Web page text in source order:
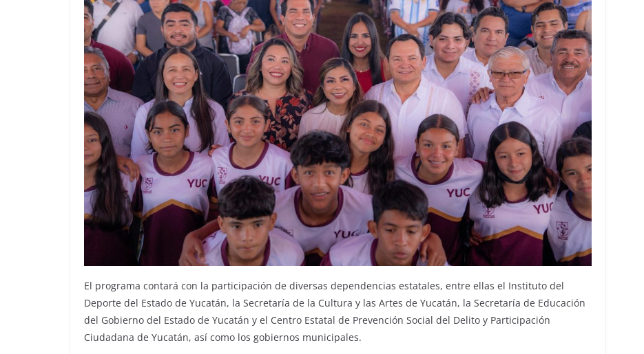
El programa contará con la participación de diversas dependencias estatales, entre ellas el Instituto del
Deporte del Estado de Yucatán, la Secretaría de la Cultura y las Artes de Yucatán, la Secretaría de Educación
del Gobierno del Estado de Yucatán y el Centro Estatal de Prevención Social del Delito y Participación
Ciudadana de Yucatán, así como los gobiernos municipales.